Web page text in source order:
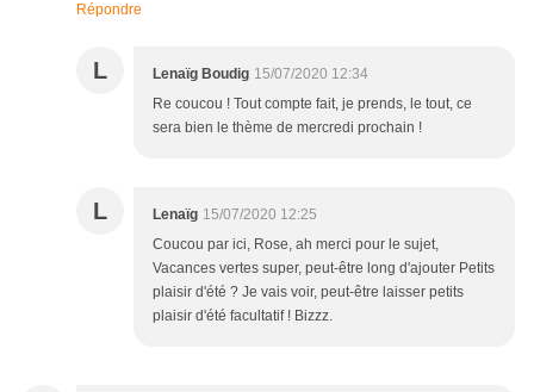
Répondre
L Lenaïg Boudig 15/07/2020 12:34
Re coucou ! Tout compte fait, je prends, le tout, ce
sera bien le thème de mercredi prochain !
L Lenaïg 15/07/2020 12:25
Coucou par ici, Rose, ah merci pour le sujet,
Vacances vertes super, peut-être long d'ajouter Petits
plaisir d'été ? Je vais voir, peut-être laisser petits
plaisir d'été facultatif ! Bizzz.